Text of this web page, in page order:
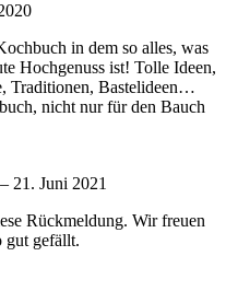
in dem so alles, was
Hochgenuss ist! Tolle Ideen,
Traditionen, Bastelideen…
nicht nur für den Bauch
– 21. Juni 2021
Rückmeldung. Wir freuen
gut gefällt.